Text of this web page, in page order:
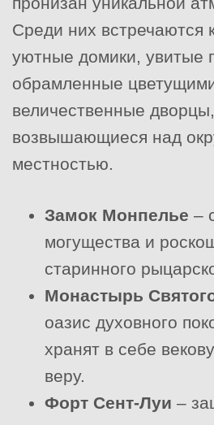
Среди них встречаются
уютные домики, увитые
обрамленные
величественные дворцы,
возвышающиеся над
местностью.
Замок Монпелье –
могущества и
старинного
Монастырь
оазис духовного
хранят в себе
веру.
Форт Сент-Луи –